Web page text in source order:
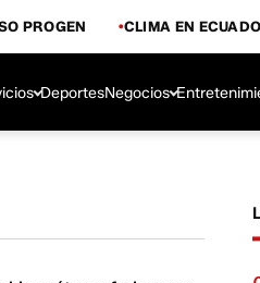
PROGEN CLIMA EN
DeportesNegocios